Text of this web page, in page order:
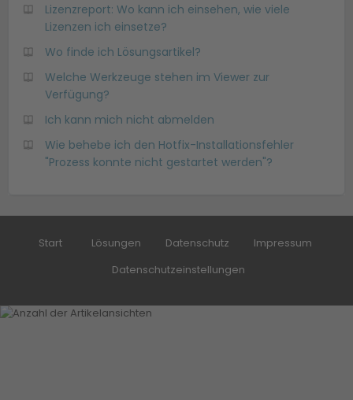
Lizenzreport: Wo kann ich einsehen, wie viele
Lizenzen ich einsetze?
Wo finde ich Lösungsartikel?
Welche Werkzeuge stehen im Viewer zur
Verfügung?
Ich kann mich nicht abmelden
Wie behebe ich den Hotfix-Installationsfehler
"Prozess konnte nicht gestartet werden"?
Start Lösungen Datenschutz
Impressum
Datenschutzeinstellungen